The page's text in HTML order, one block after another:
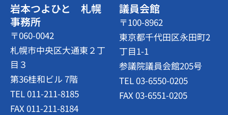
岩本つよひと 札幌
事務所
〒060-0042
札幌市中央区大通東２丁
目３
第36桂和ビル 7階
TEL 011-211-8185
FAX 011-211-8184
議員会館
〒100-8962
東京都千代田区永田町2
丁目1-1
参議院議員会館205号
TEL 03-6550-0205
FAX 03-6551-0205